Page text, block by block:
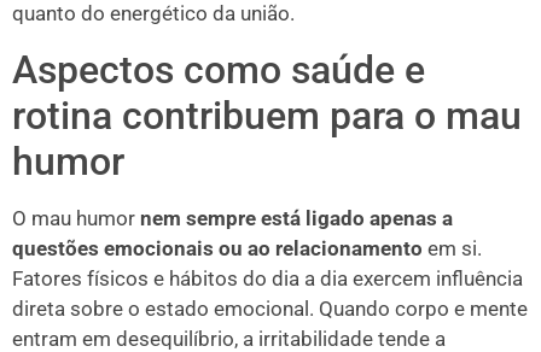
quanto do energético da união.
Aspectos como saúde e
rotina contribuem para o mau
humor
O mau humor nem sempre está ligado apenas a
questões emocionais ou ao relacionamento em si.
Fatores físicos e hábitos do dia a dia exercem influência
direta sobre o estado emocional. Quando corpo e mente
entram em desequilíbrio, a irritabilidade tende a